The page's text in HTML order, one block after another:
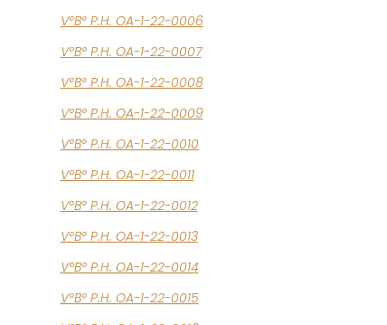
V°B° P.H. OA-1-22-0006
V°B° P.H. OA-1-22-0007
V°B° P.H. OA-1-22-0008
V°B° P.H. OA-1-22-0009
V°B° P.H. OA-1-22-0010
V°B° P.H. OA-1-22-0011
V°B° P.H. OA-1-22-0012
V°B° P.H. OA-1-22-0013
V°B° P.H. OA-1-22-0014
V°B° P.H. OA-1-22-0015